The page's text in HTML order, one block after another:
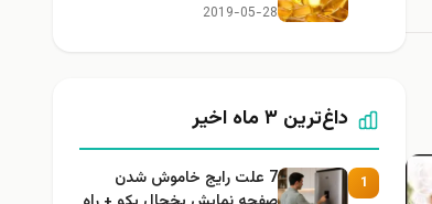
2019-05-28
داغ‌ترین ۳ ماه اخیر
1
7 علت رایج خاموش شدن